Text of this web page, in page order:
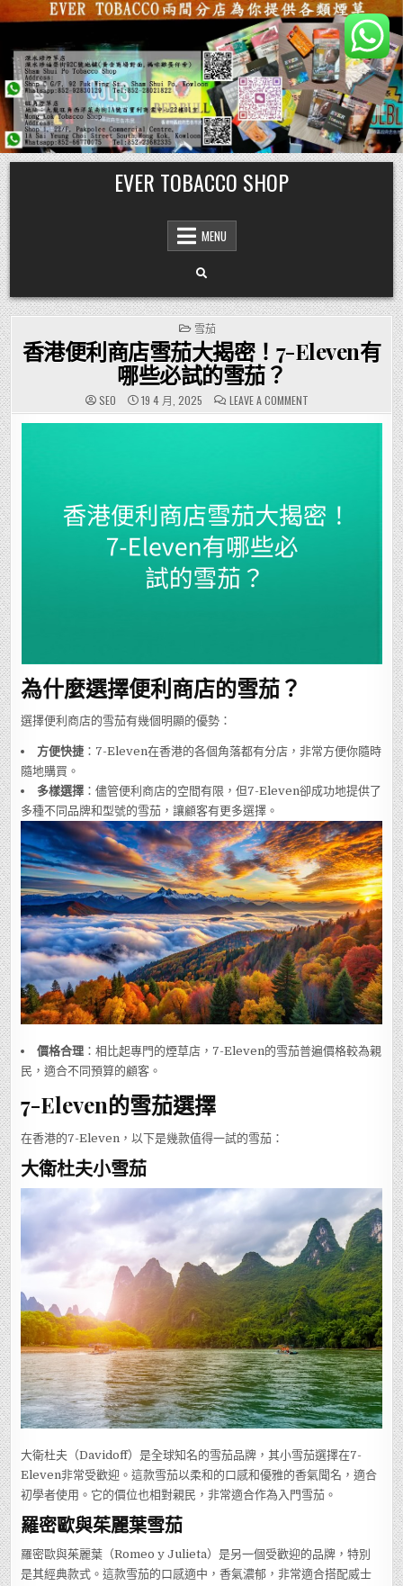
Skip
to
content
EVER TOBACCO SHOP
MENU
POSTED
IN
雪茄
香港便利商店雪茄大揭密！7-Eleven有
哪些必試的雪茄？
SEO 19 4 月, 2025 LEAVE A COMMENT
香
港
揭
密！
7-
為什麼選擇便利商店的雪茄？
選擇便利商店的雪茄有幾個明顯的優勢：
方便快捷 ：7-Eleven在香港的各個角落都有分店，非常方便你隨時
隨地購買。
多樣選擇 ：儘管便利商店的空間有限，但7-Eleven卻成功地提供了
多種不同品牌和型號的雪茄，讓顧客有更多選擇。
價格合理 ：相比起專門的煙草店，7-Eleven的雪茄普遍價格較為親
民，適合不同預算的顧客。
7-Eleven的雪茄選擇
在香港的7-Eleven，以下是幾款值得一試的雪茄：
大衛杜夫小雪茄
大衛杜夫（Davidoff）是全球知名的雪茄品牌，其小雪茄選擇在7-
Eleven非常受歡迎。這款雪茄以柔和的口感和優雅的香氣聞名，適合
初學者使用。它的價位也相對親民，非常適合作為入門雪茄。
羅密歐與茱麗葉雪茄
羅密歐與茱麗葉（Romeo y Julieta）是另一個受歡迎的品牌，特別
是其經典款式。這款雪茄的口感適中，香氣濃郁，非常適合搭配威士